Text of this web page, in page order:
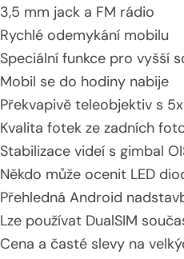
3,5 mm jack a FM rádio
Rychlé odemykání mobilu
Speciální funkce pro vyšší
Mobil se do hodiny nabije
Překvapivě teleobjektiv s
Kvalita fotek ze zadních
Stabilizace videí s gimbal
Někdo může ocenit LED
Přehledná Android
Lze používat DualSIM
Cena a časté slevy na